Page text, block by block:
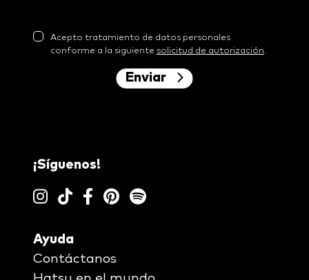
Acepto tratamiento de datos personales
conforme a la siguiente solicitud de autorización.
Enviar
Ayuda
Contáctanos
¡Síguenos!